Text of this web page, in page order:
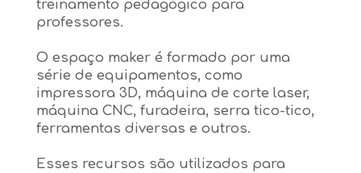
treinamento pedagógico para
professores.
O espaço maker é formado por uma
série de equipamentos, como
impressora 3D, máquina de corte laser,
máquina CNC, furadeira, serra tico-tico,
ferramentas diversas e outros.
Esses recursos são utilizados para